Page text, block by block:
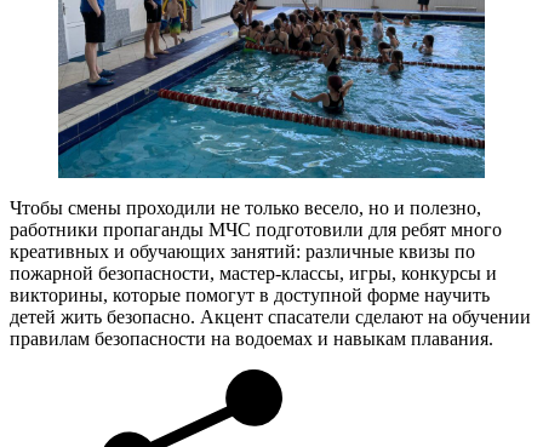
Чтобы смены проходили не только весело, но и полезно,
работники пропаганды МЧС подготовили для ребят много
креативных и обучающих занятий: различные квизы по
пожарной безопасности, мастер-классы, игры, конкурсы и
викторины, которые помогут в доступной форме научить
детей жить безопасно. Акцент спасатели сделают на обучении
правилам безопасности на водоемах и навыкам плавания.